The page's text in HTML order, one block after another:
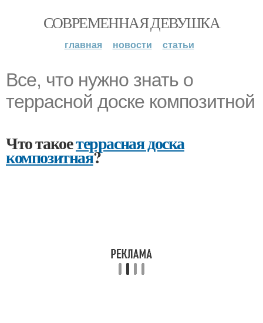
СОВРЕМЕННАЯ ДЕВУШКА
главная новости статьи
Все, что нужно знать о
террасной доске композитной
Что такоетеррасная доска
композитная?